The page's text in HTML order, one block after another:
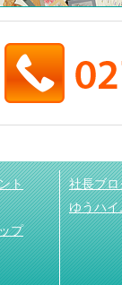
ト
プ
社長ブロ
ゆうハ